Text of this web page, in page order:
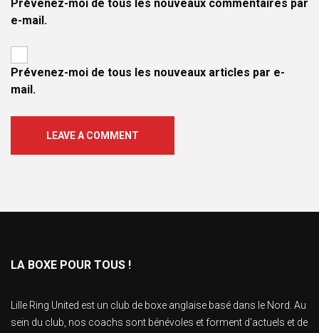
Prévenez-moi de tous les nouveaux commentaires par
e-mail.
Prévenez-moi de tous les nouveaux articles par e-
mail.
LEAVE A COMMENT
LA BOXE POUR TOUS !
Lille Ring United est un club de boxe anglaise basé dans le Nord. Au
sein du club, nos coachs sont bénévoles et forment d'actuels et de